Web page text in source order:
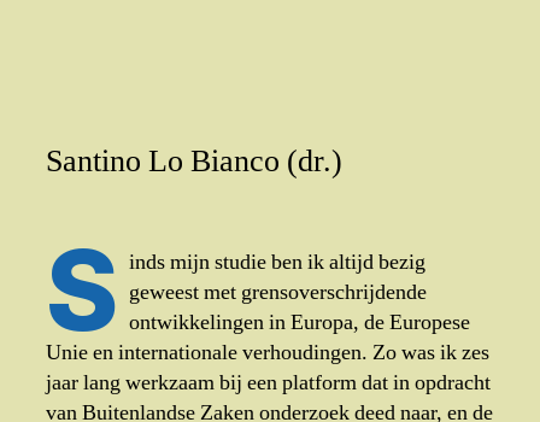
Santino Lo Bianco (dr.)
S inds mijn studie ben ik altijd bezig
geweest met grensoverschrijdende
ontwikkelingen in Europa, de Europese
Unie en internationale verhoudingen. Zo was ik zes
jaar lang werkzaam bij een platform dat in opdracht
van Buitenlandse Zaken onderzoek deed naar, en de